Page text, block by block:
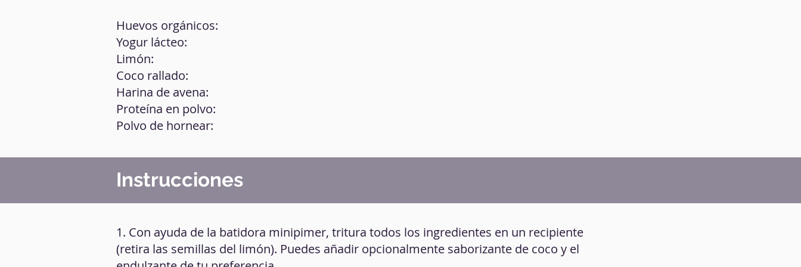
Huevos orgánicos:
Yogur lácteo:
Limón:
Coco rallado:
Harina de avena:
Proteína en polvo:
Polvo de hornear:
Instrucciones
1. Con ayuda de la batidora minipimer, tritura todos los ingredientes en un recipiente
(retira las semillas del limón). Puedes añadir opcionalmente saborizante de coco y el